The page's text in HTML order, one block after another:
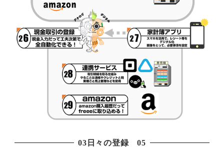
03日々の登録 05